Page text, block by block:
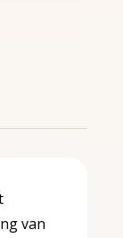
van